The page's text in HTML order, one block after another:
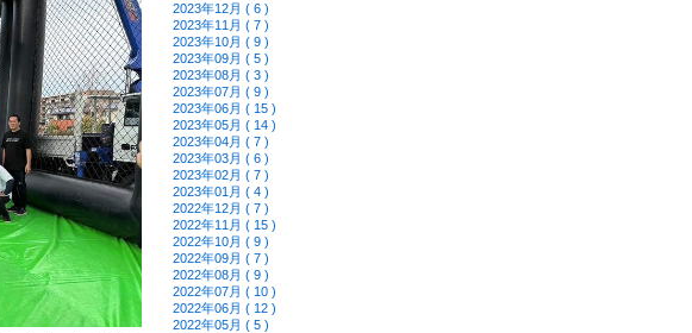
2023年12月 ( 6 )
2023年11月 ( 7 )
2023年10月 ( 9 )
2023年09月 ( 5 )
2023年08月 ( 3 )
2023年07月 ( 9 )
2023年06月 ( 15 )
2023年05月 ( 14 )
2023年04月 ( 7 )
2023年03月 ( 6 )
2023年02月 ( 7 )
2023年01月 ( 4 )
2022年12月 ( 7 )
2022年11月 ( 15 )
2022年10月 ( 9 )
2022年09月 ( 7 )
2022年08月 ( 9 )
2022年07月 ( 10 )
2022年06月 ( 12 )
2022年05月 ( 5 )